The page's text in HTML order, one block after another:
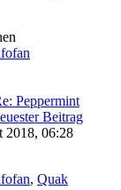
Peppermint
Beitrag
2018, 06:28
, Quak